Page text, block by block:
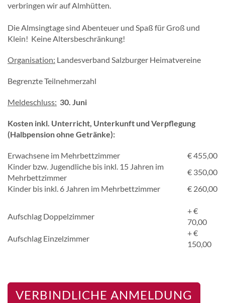
verbringen wir auf Almhütten.
Die Almsingtage sind Abenteuer und Spaß für Groß und
Klein! Keine Altersbeschränkung!
Organisation: Landesverband Salzburger Heimatvereine
Begrenzte Teilnehmerzahl
Meldeschluss: 30. Juni
Kosten inkl. Unterricht, Unterkunft und Verpflegung
(Halbpension ohne Getränke):
Erwachsene im Mehrbettzimmer
€ 455,00
Kinder bzw. Jugendliche bis inkl. 15 Jahren im
Mehrbettzimmer
€ 350,00
Kinder bis inkl. 6 Jahren im Mehrbettzimmer
€ 260,00
Aufschlag Doppelzimmer
+ €
70,00
Aufschlag Einzelzimmer
+ €
150,00
VERBINDLICHE ANMELDUNG